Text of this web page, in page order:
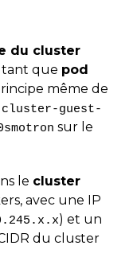
du cluster
tant que pod
même de
cluster-guest-
sur le
le cluster
avec une IP
) et un
du cluster